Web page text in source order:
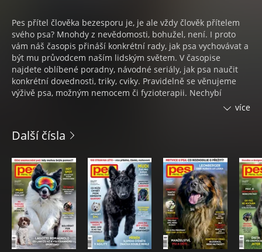
Pes přítel člověka bezesporu je, je ale vždy člověk přítelem
svého psa? Mnohdy z nevědomosti, bohužel, není. I proto
vám náš časopis přináší konkrétní rady, jak psa vychovávat a
být mu průvodcem naším lidským světem. V časopise
najdete oblíbené poradny, návodné seriály, jak psa naučit
konkrétní dovednosti, triky, cviky. Pravidelně se věnujeme
výživě psa, možným nemocem či fyzioterapii. Nechybí
sporty určené pro psí parťáky a jejich majitele mají u nás své
zajímavými lidmi, skutečné příběhy psů a jejich majitelů, tipy
na výlety… Mít psa je velké štěstí a být mu dobrým parťákem,
průvodcem by mělo být povinností každého zodpovědného
majitele. Rádi vám v tom pomáháme každý měsíc už od roku
1954.
více
Další čísla